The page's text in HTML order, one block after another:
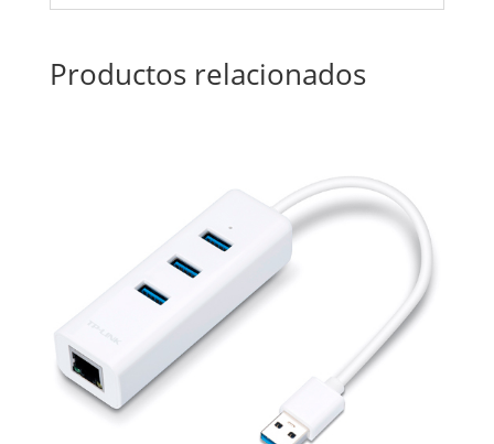
Productos relacionados